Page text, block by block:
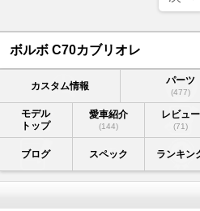
ボルボ C70カブリオレ
カスタム情報 パーツ
(477)
モデル
トップ
愛車紹介
(144)
レビュー
(71)
ブログ スペック ランキン